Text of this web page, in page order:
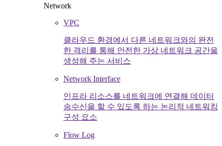
Network
VPC
클라우드 환경에서 다른 네트워크와의 완전
한 격리를 통해 안전한 가상 네트워크 공간을
생성해 주는 서비스
Network Interface
인프라 리소스를 네트워크에 연결해 데이터
송수신을 할 수 있도록 하는 논리적 네트워킹
구성 요소
Flow Log